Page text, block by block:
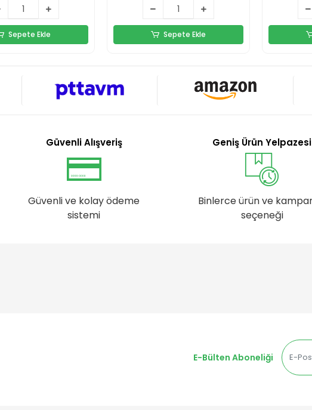
Sepete Ekle Sepete Ekle
Güvenli Alışveriş
Güvenli ve kolay ödeme
sistemi
Geniş Ürün Yelpazesi
Binlerce ürün ve
seçeneği
E-Bülten Aboneliği